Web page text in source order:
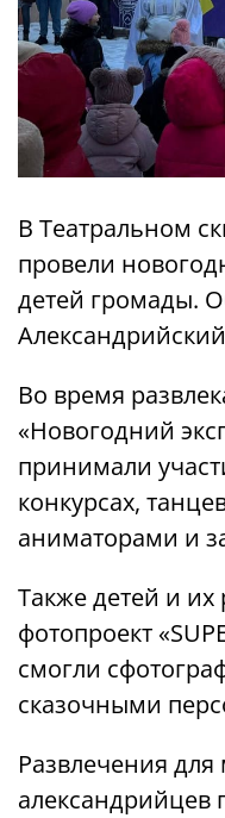
В Театральном
провели
детей громады.
Во время
«Новогодний
принимали
конкурсах,
аниматорами и
Также детей и
фотопроект
смогли
сказочными
Развлечения
александрийцев